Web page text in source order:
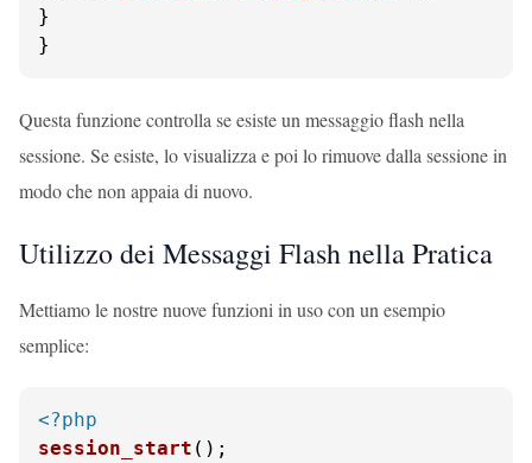
}
}
Questa funzione controlla se esiste un messaggio flash nella
sessione. Se esiste, lo visualizza e poi lo rimuove dalla sessione in
modo che non appaia di nuovo.
Utilizzo dei Messaggi Flash nella Pratica
Mettiamo le nostre nuove funzioni in uso con un esempio
semplice:
<?php
session_start ();